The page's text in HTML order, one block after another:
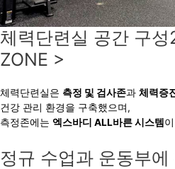
체력단련실 공간 구
ZONE >
체력단련실은 측정 및 검사존과 체력증
건강 관리 환경을 구축했으며,
측정존에는 엑스바디 ALL바른 시스템
정규 수업과 운동부에